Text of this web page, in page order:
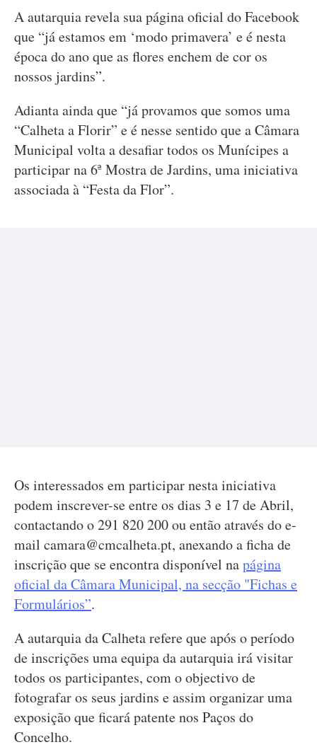
A autarquia revela sua página oficial do Facebook
que “já estamos em ‘modo primavera’ e é nesta
época do ano que as flores enchem de cor os
nossos jardins”.
Adianta ainda que “já provamos que somos uma
“Calheta a Florir” e é nesse sentido que a Câmara
Municipal volta a desafiar todos os Munícipes a
participar na 6ª Mostra de Jardins, uma iniciativa
associada à “Festa da Flor”.
Os interessados em participar nesta iniciativa
podem inscrever-se entre os dias 3 e 17 de Abril,
contactando o 291 820 200 ou então através do e-
mail camara@cmcalheta.pt, anexando a ficha de
inscrição que se encontra disponível napágina
oficial da Câmara Municipal, na secção "Fichas e
Formulários”.
A autarquia da Calheta refere que após o período
de inscrições uma equipa da autarquia irá visitar
todos os participantes, com o objectivo de
fotografar os seus jardins e assim organizar uma
exposição que ficará patente nos Paços do
Concelho.